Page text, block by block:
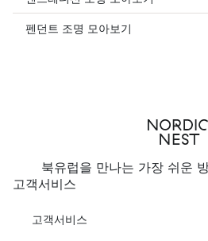
펜던트 조명 모아보기
북유럽을 만나는 가장 쉬운
고객서비스
고객서비스